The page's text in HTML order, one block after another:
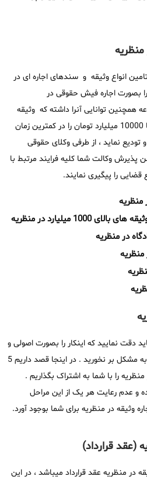
منظریه
انواع وثیقه و سندهای اجاره ای در
بصورت اجاره فیش حقوقی در
همچنین توانایی آنرا داشته که وثیقه
های ملکی از 1 میلیارد تومان تا 10000 میلیارد تومان را در کمترین زمان
تودیع نماید ، از طرفی وکلای حقوقی
پذیرش وکالت شما کلیه فرایند مرتبط با
را پیگیری نمایند.
میلیارد در منظریه
در منظریه
منظریه
دقت نمایید که اینکار را بصورت اصولی و
قانونی انجام دهید که در آینده به مشکل بر نخورید . در اینجا قصد داریم 5
را با شما به اشتراک بگذاریم .
و عدم رعایت هر یک از این مراحل
وثیقه در منظریه برای شما بوجود آورد.
در منظریه عقد قرارداد میباشد ، در این